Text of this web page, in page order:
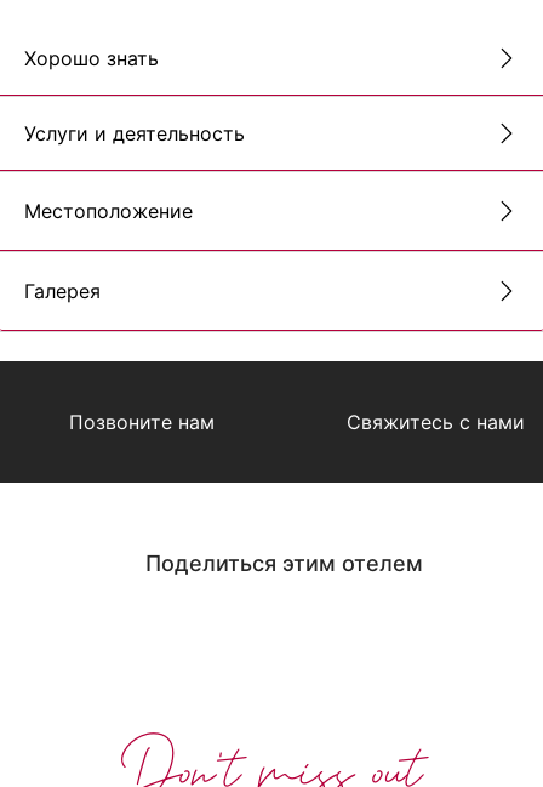
Хорошо знать
Услуги и деятельность
Местоположение
Галерея
Позвоните нам Свяжитесь с нами
Поделиться этим отелем